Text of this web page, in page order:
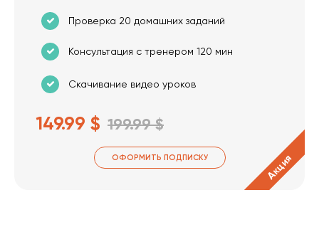
Проверка 20 домашних заданий
Консультация с тренером 120 мин
Скачивание видео уроков
149.99 $ 199.99 $
ОФОРМИТЬ ПОДПИСКУ Акция